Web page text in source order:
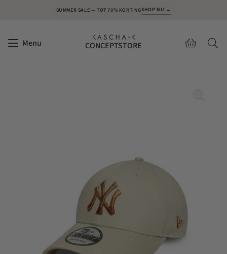
SUMMER SALE — TOT 70% KORTINGSHOP NU →
Menu CONCEPTSTORE